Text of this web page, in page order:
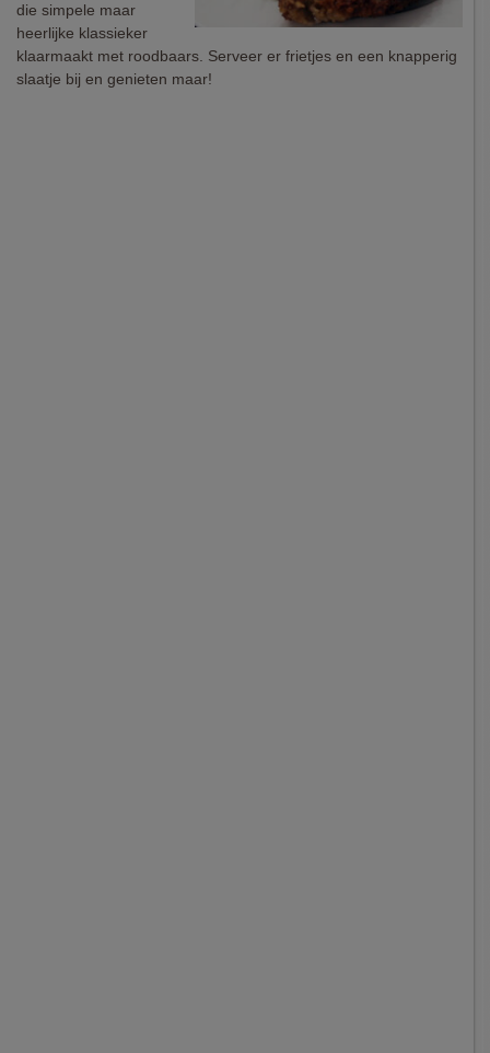
die simpele maar
heerlijke klassieker
klaarmaakt met roodbaars. Serveer er frietjes en een knapperig
slaatje bij en genieten maar!